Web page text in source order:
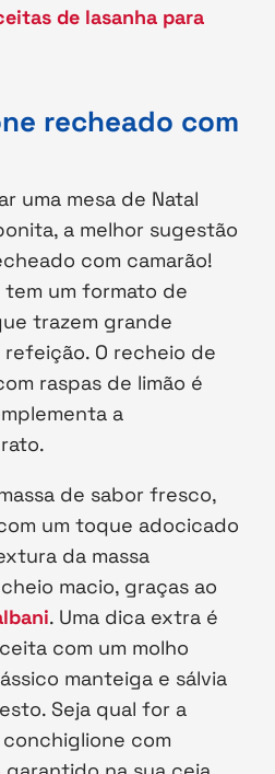
de lasanha para
recheado com
uma mesa de Natal
a melhor sugestão
com camarão!
tem um formato de
trazem grande
O recheio de
raspas de limão é
a
de sabor fresco,
um toque adocicado
da massa
macio, graças ao
. Uma dica extra é
com um molho
manteiga e sálvia
Seja qual for a
com